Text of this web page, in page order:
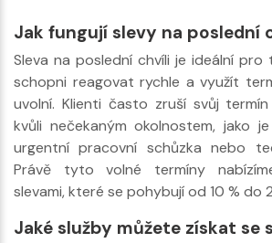
Jak fungují slevy na poslední
Sleva na poslední chvíli je ideální
schopni reagovat rychle a využít
uvolní. Klienti často zruší svůj
kvůli nečekaným okolnostem, jako
urgentní pracovní schůzka nebo
Právě tyto volné termíny
slevami, které se pohybují od 10 % do
Jaké služby můžete získat se